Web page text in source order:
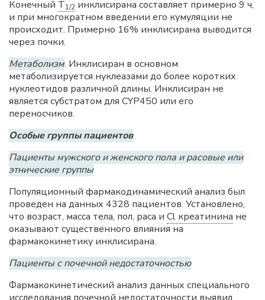
Конечный T1/2 инклиcирана составляет примерно 9 ч,
и при многократном введении его кумуляции не
происходит. Примерно 16% инклиcирана выводится
через почки.
Метаболизм. Инклисиран в основном
метаболизируется нуклеазами до более коротких
нуклеотидов различной длины. Инклисиран не
является субстратом для CYP450 или его
переносчиков.
Особые группы пациентов
Пациенты мужского и женского пола и расовые или
этнические группы
Популяционный фармакодинамический анализ был
проведен на данных 4328 пациентов. Установлено,
что возраст, масса тела, пол, раса и Cl креатинина не
оказывают существенного влияния на
фармакокинетику инклисирана.
Пациенты с почечной недостаточностью
Фармакокинетический анализ данных специального